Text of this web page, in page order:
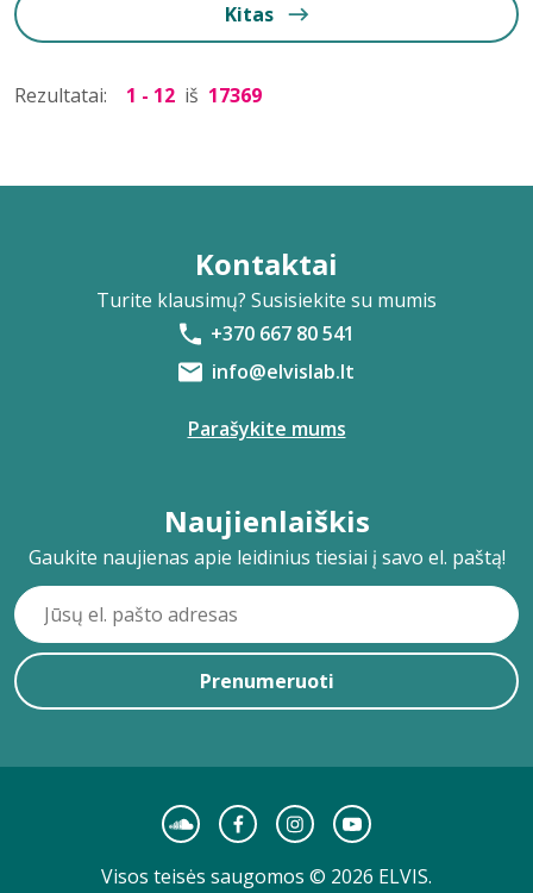
Kitas
Rezultatai: 1 - 12 iš 17369
Kontaktai
Turite klausimų? Susisiekite su mumis
+370 667 80 541
info@elvislab.lt
Parašykite mums
Naujienlaiškis
Gaukite naujienas apie leidinius tiesiai į savo el. paštą!
Prenumeruoti
Visos teisės saugomos © 2026 ELVIS.